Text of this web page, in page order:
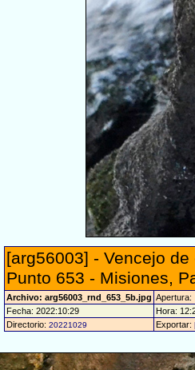
[arg56003] - Vencejo
Punto 653 - Misiones,
Archivo: arg56003_rnd_653_5b.jpg Apertura:
Fecha: 2022:10:29
Hora:
Directorio: 20221029 Exportar: